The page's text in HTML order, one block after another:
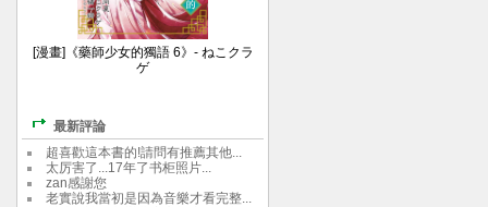
[漫畫]《藥師少女的獨語 6》- ねこクラ
ゲ
最新評論
超喜歡這本書的!請問有推薦其他...
太厉害了...17年了书柜照片...
zan感謝您
老實說我當初是因為音樂才看完整...